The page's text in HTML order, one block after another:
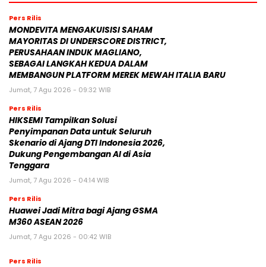
Pers Rilis
MONDEVITA MENGAKUISISI SAHAM
MAYORITAS DI UNDERSCORE DISTRICT,
PERUSAHAAN INDUK MAGLIANO,
SEBAGAI LANGKAH KEDUA DALAM
MEMBANGUN PLATFORM MEREK MEWAH ITALIA BARU
Jumat, 7 Agu 2026 - 09:32 WIB
Pers Rilis
HIKSEMI Tampilkan Solusi
Penyimpanan Data untuk Seluruh
Skenario di Ajang DTI Indonesia 2026,
Dukung Pengembangan AI di Asia
Tenggara
Jumat, 7 Agu 2026 - 04:14 WIB
Pers Rilis
Huawei Jadi Mitra bagi Ajang GSMA
M360 ASEAN 2026
Jumat, 7 Agu 2026 - 00:42 WIB
Pers Rilis